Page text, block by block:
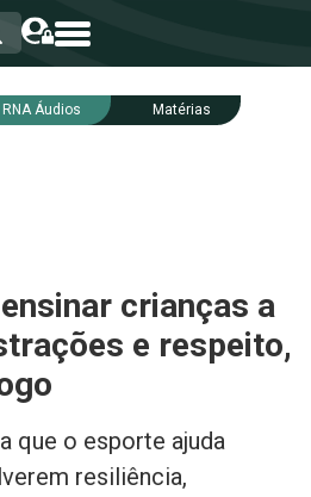
RNA Áudios Matérias
crianças a
e respeito,
que o esporte ajuda
resiliência,